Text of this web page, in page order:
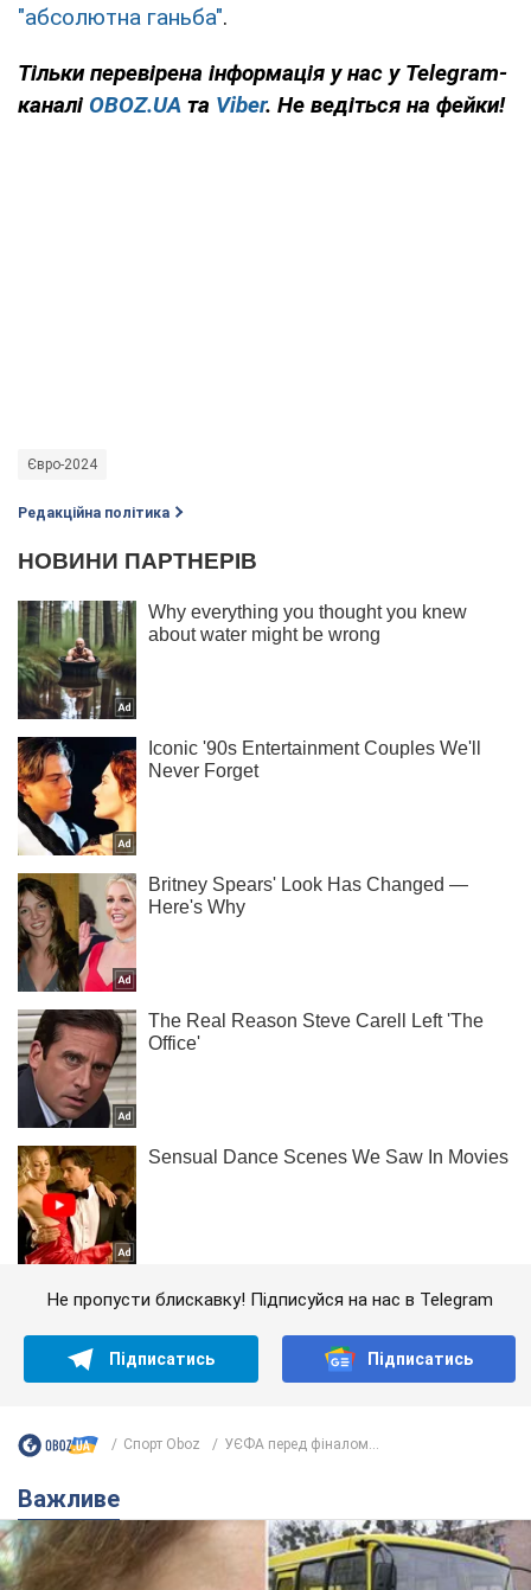
"абсолютна ганьба".
Тільки перевірена інформація у нас у Telegram-
каналі OBOZ.UA та Viber. Не ведіться на фейки!
Євро-2024
Редакційна політика
Не пропусти блискавку! Підписуйся на нас в Telegram
Підписатись Підписатись
Спорт Oboz УЄФА перед фіналом...
Важливе